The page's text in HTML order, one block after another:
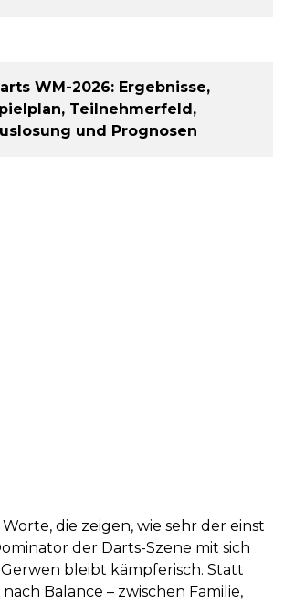
WM-2026: Ergebnisse,
Teilnehmerfeld,
und Prognosen
die zeigen, wie sehr der einst
der Darts-Szene mit sich
bleibt kämpferisch. Statt
Balance – zwischen Familie,